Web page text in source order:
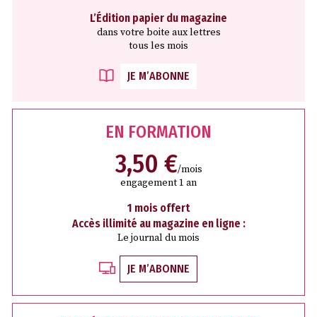
L’Édition papier du magazine
dans votre boite aux lettres
tous les mois
JE M’ABONNE
EN FORMATION
3,50 €/mois
engagement 1 an
1 mois offert
Accès illimité au magazine en ligne :
Le journal du mois
JE M’ABONNE